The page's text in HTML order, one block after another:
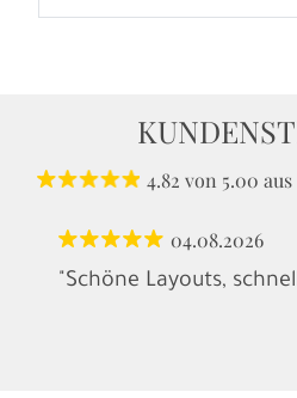
4.82 von 5.00 aus
04.08.2026
"Schöne Layouts,